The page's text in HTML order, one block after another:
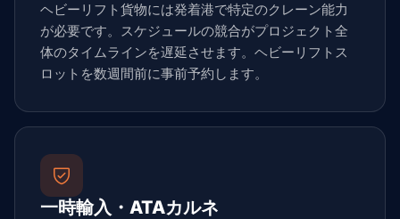
ヘビーリフト貨物には発着港で特定のクレーン能力
が必要です。スケジュールの競合がプロジェクト全
体のタイムラインを遅延させます。ヘビーリフトス
ロットを数週間前に事前予約します。
一時輸入・ATAカルネ